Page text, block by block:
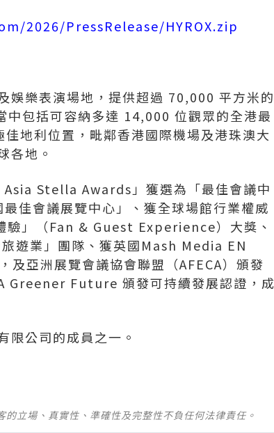
2026/PressRelease/HYROX.zip
娛樂表演場地，提供超過 70,000 平方米的
包括可容納多達 14,000 位觀眾的全港最
地利位置，毗鄰香港國際機場及港珠澳大
各地。
Asia Stella Awards」獲選為「最佳會議中
佳會議展覽中心」、獲全球場館行業權威
」（Fan & Guest Experience）大獎、
遊業」團隊、獲英國Mash Media EN
亞洲展覽會議協會聯盟（AFECA）頒發
Greener Future 頒發可持續發展認證，成
限公司的成員之一。
立場、真實性、準確性及完整性不負任何法律責任。